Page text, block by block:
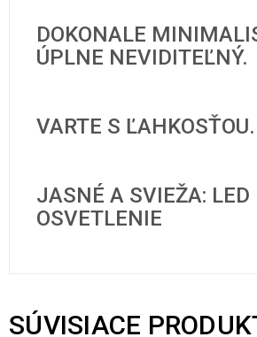
DOKONALE
ÚPLNE NEVIDITEĽNÝ.
VARTE S ĽAHKOSŤOU.
JASNÉ A SVIEŽA: LED
OSVETLENIE
SÚVISIACE